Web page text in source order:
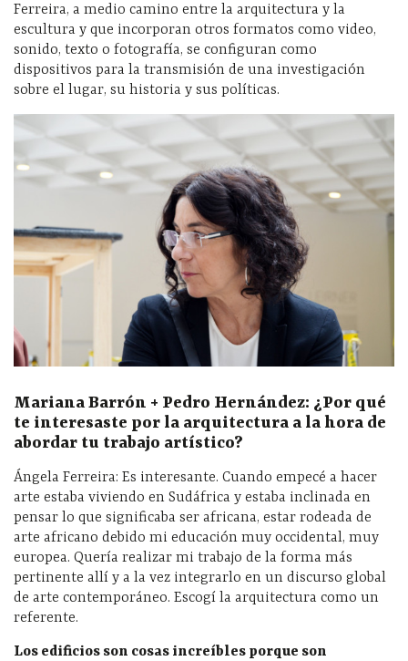
Ferreira, a medio camino entre la arquitectura y la
escultura y que incorporan otros formatos como video,
sonido, texto o fotografía, se configuran como
dispositivos para la transmisión de una investigación
sobre el lugar, su historia y sus políticas.
Mariana Barrón + Pedro Hernández: ¿Por qué
te interesaste por la arquitectura a la hora de
abordar tu trabajo artístico?
Ángela Ferreira: Es interesante. Cuando empecé a hacer
arte estaba viviendo en Sudáfrica y estaba inclinada en
pensar lo que significaba ser africana, estar rodeada de
arte africano debido mi educación muy occidental, muy
europea. Quería realizar mi trabajo de la forma más
pertinente allí y a la vez integrarlo en un discurso global
de arte contemporáneo. Escogí la arquitectura como un
referente.
Los edificios son cosas increíbles porque son